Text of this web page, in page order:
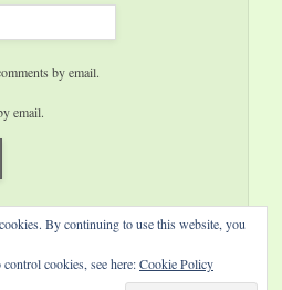
by email.
email.
By continuing to use this website, you
cookies, see here:Cookie Policy